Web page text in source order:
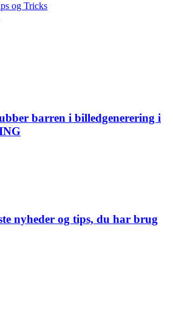
og Tricks
barren i billedgenerering i
nyheder og tips, du har brug